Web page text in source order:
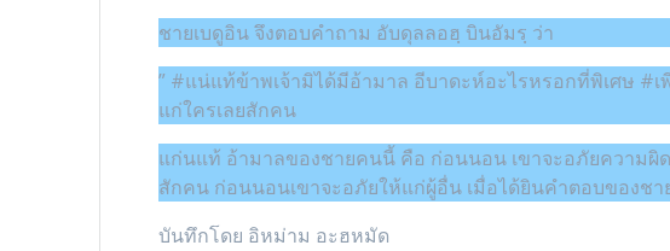
ชายเบดูอิน จึงตอบคำถาม อับดุลลอฮฺ บินอัมรฺ ว่า
” #แน่แท้ข้าพเจ้ามิได้มีอ้ามาล อีบาดะห์อะไรหรอกที่พิเศษ #
แก่ใครเลยสักคน
แก่นแท้ อ้ามาลของชายคนนี้ คือ ก่อนนอน เขาจะอภัยความผิ
สักคน ก่อนนอนเขาจะอภัยให้แก่ผู้อื่น เมื่อได้ยินคำตอบของช
บันทึกโดย อิหม่าม อะฮหมัด